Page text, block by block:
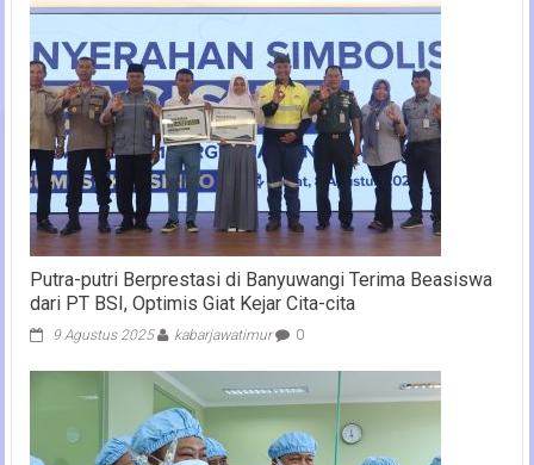
Putra-putri Berprestasi di Banyuwangi Terima Beasiswa
dari PT BSI, Optimis Giat Kejar Cita-cita
9 Agustus 2025 kabarjawatimur 0